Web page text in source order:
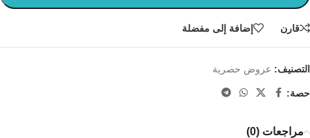
قارن إضافة إلى مفضلة
التصنيف: عروض حصرية
حصة:
مراجعات (0)